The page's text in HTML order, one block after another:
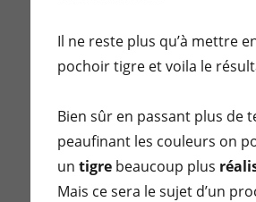
Il ne reste plus qu’à mettre
pochoir tigre et voila le
Bien sûr en passant plus de
peaufinant les couleurs on
un tigre beaucoup plus
Mais ce sera le sujet d’un